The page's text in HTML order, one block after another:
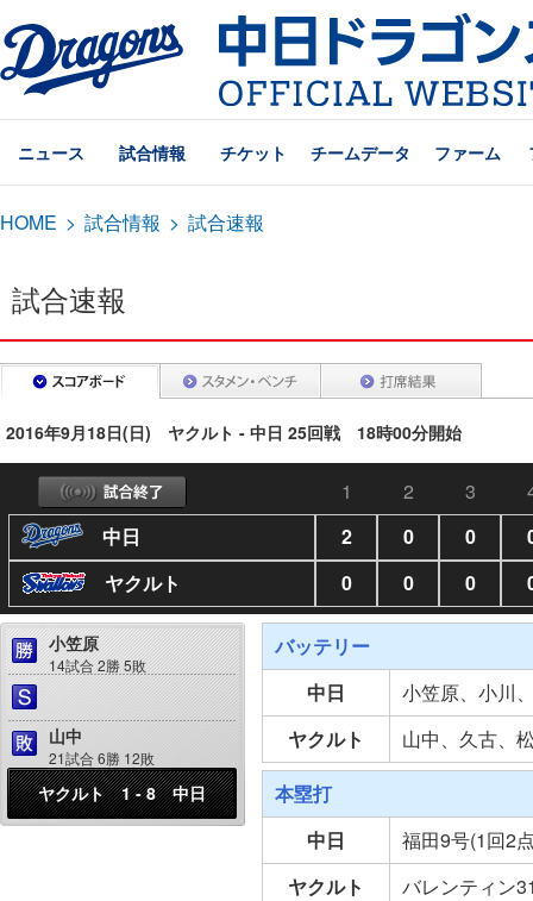
ニュース 試合情報 チケット チームデータ ファーム
HOME > 試合情報 > 試合速報
試合速報
2016年9月18日(日) ヤクルト - 中日 25回戦 18時00分開始
1 2 3
中日
2 0 0
ヤクルト
0 0 0
小笠原
14試合 2勝 5敗
山中
21試合 6勝 12敗
ヤクルト 1 - 8 中日
バッテリー
中日
小笠原、小川
ヤクルト
山中、久古、
本塁打
中日
福田9号(1回2
ヤクルト
バレンティン